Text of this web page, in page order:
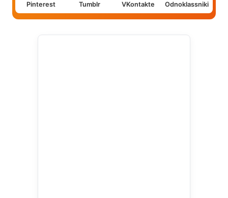
Pinterest Tumblr VKontakte Odnoklassniki